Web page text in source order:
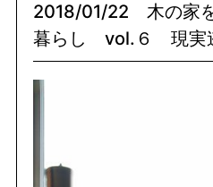
2018/01/22 木の家
暮らし vol.６ 現実